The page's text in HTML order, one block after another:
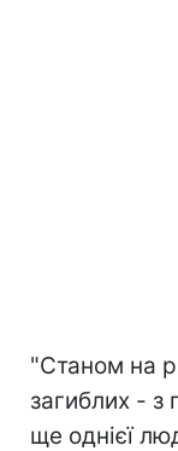
"Станом на
загиблих - з
ще однієї